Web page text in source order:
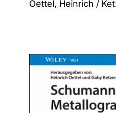
Oettel, Heinrich /